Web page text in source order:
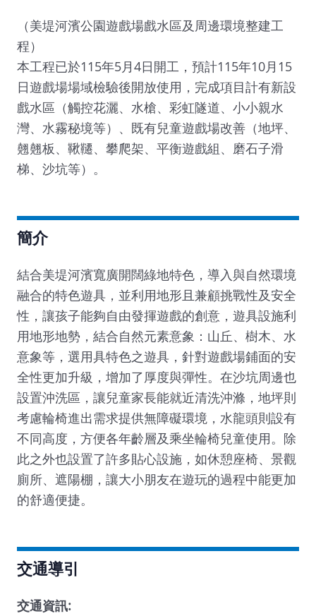
（美堤河濱公園遊戲場戲水區及周邊環境整建工
程）
本工程已於115年5月4日開工，預計115年10月15
日遊戲場場域檢驗後開放使用，完成項目計有新設
戲水區（觸控花灑、水槍、彩虹隧道、小小親水
灣、水霧秘境等）、既有兒童遊戲場改善（地坪、
翹翹板、鞦韆、攀爬架、平衡遊戲組、磨石子滑
梯、沙坑等）。
簡介
結合美堤河濱寬廣開闊綠地特色，導入與自然環境
融合的特色遊具，並利用地形且兼顧挑戰性及安全
性，讓孩子能夠自由發揮遊戲的創意，遊具設施利
用地形地勢，結合自然元素意象：山丘、樹木、水
意象等，選用具特色之遊具，針對遊戲場鋪面的安
全性更加升級，增加了厚度與彈性。在沙坑周邊也
設置沖洗區，讓兒童家長能就近清洗沖滌，地坪則
考慮輪椅進出需求提供無障礙環境，水龍頭則設有
不同高度，方便各年齡層及乘坐輪椅兒童使用。除
此之外也設置了許多貼心設施，如休憩座椅、景觀
廁所、遮陽棚，讓大小朋友在遊玩的過程中能更加
的舒適便捷。
交通導引
交通資訊: